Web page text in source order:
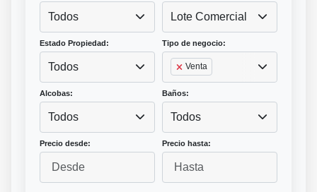
Todos Lote Comercial
Estado Propiedad:
Todos
Tipo de negocio:
Venta
Alcobas:
Todos
Baños:
Todos
Precio desde: Precio hasta: